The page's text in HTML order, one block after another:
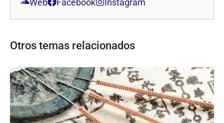
Web Facebook Instagram
Otros temas relacionados